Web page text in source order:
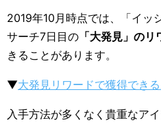
2019年10月時点では、「イッ
サーチ7日目の 「大発見」の
きることがあります。
▼大発見リワードで獲得でき
入手方法が多くなく貴重なア